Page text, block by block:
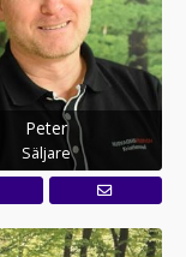
Peter
Säljare